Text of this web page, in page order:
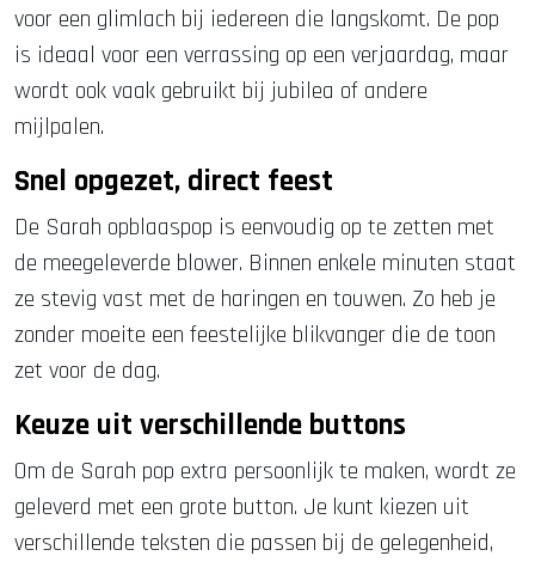
voor een glimlach bij iedereen die langskomt. De pop
is ideaal voor een verrassing op een verjaardag, maar
wordt ook vaak gebruikt bij jubilea of andere
mijlpalen.
Snel opgezet, direct feest
De Sarah opblaaspop is eenvoudig op te zetten met
de meegeleverde blower. Binnen enkele minuten staat
ze stevig vast met de haringen en touwen. Zo heb je
zonder moeite een feestelijke blikvanger die de toon
zet voor de dag.
Keuze uit verschillende buttons
Om de Sarah pop extra persoonlijk te maken, wordt ze
geleverd met een grote button. Je kunt kiezen uit
verschillende teksten die passen bij de gelegenheid,